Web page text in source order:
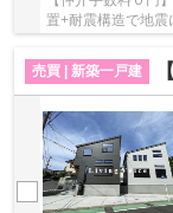
置+耐震構造で地
価取得物件 ☆全
売買 | 新築一戸建